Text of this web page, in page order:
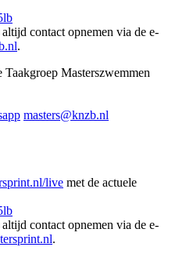
contact opnemen via de e-
.
Masterszwemmen
masters@knzb.nl
live met de actuele
contact opnemen via de e-
.